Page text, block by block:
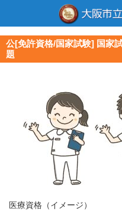
公[免許資格/国家試験] 国家
題 ：11/08
医療資格（イメージ）